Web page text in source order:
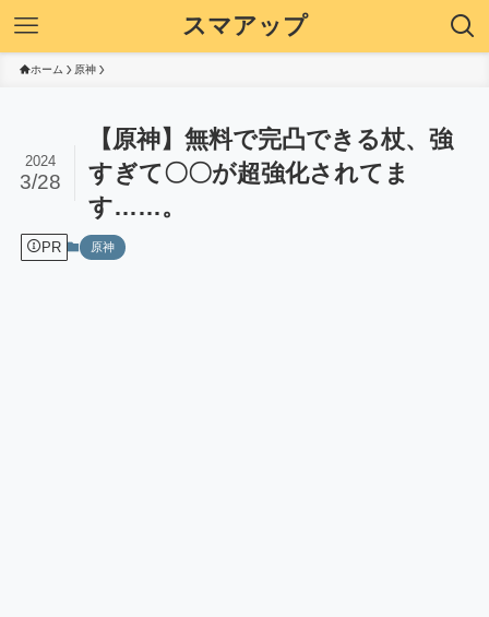
スマアップ
ホーム 原神
【原神】無料で完凸できる杖、強
すぎて〇〇が超強化されてま
す……。
2024
3/28
PR 原神